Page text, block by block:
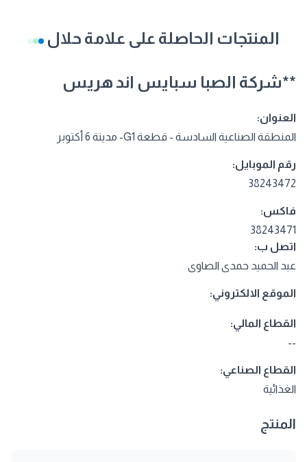
المنتجات الحاصلة على علامة حلال
**شركة الصبا سبايس اند هريس
العنوان:
المنطقة الصناعية السادسة - قطعة G1- مدينة 6 أكتوبر
رقم الموبايل:
38243472
فاكس:
38243471
اتصل ب:
عبد الحميد حمدى الصاوى
الموقع الالكتروني:
القطاع المالي:
--
القطاع الصناعي:
الغذائية
المنتج